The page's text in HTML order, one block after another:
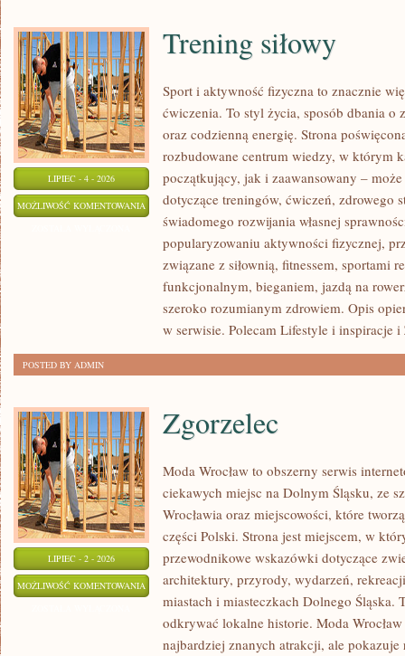
LIPIEC - 4 - 2026
MOŻLIWOŚĆ KOMENTOWANIA TRENING
SIŁOWY
Trening siłowy
Sport i aktywność fizyczna to znacznie
ćwiczenia. To styl życia, sposób dbania o
oraz codzienną energię. Strona
rozbudowane centrum wiedzy, w którym
początkujący, jak i zaawansowany –
dotyczące treningów, ćwiczeń, zdrowego
świadomego rozwijania własnej
popularyzowaniu aktywności fizycznej,
związane z siłownią, fitnessem, sportami
funkcjonalnym, bieganiem, jazdą na
szeroko rozumianym zdrowiem. Opis
w serwisie. Polecam Lifestyle i inspiracje i
POSTED BY ADMIN
LIPIEC - 2 - 2026
MOŻLIWOŚĆ KOMENTOWANIA ZGORZELEC
Zgorzelec
Moda Wrocław to obszerny serwis
ciekawych miejsc na Dolnym Śląsku, ze
Wrocławia oraz miejscowości, które
części Polski. Strona jest miejscem, w
przewodnikowe wskazówki dotyczące
architektury, przyrody, wydarzeń,
miastach i miasteczkach Dolnego Śląska.
odkrywać lokalne historie. Moda
najbardziej znanych atrakcji, ale